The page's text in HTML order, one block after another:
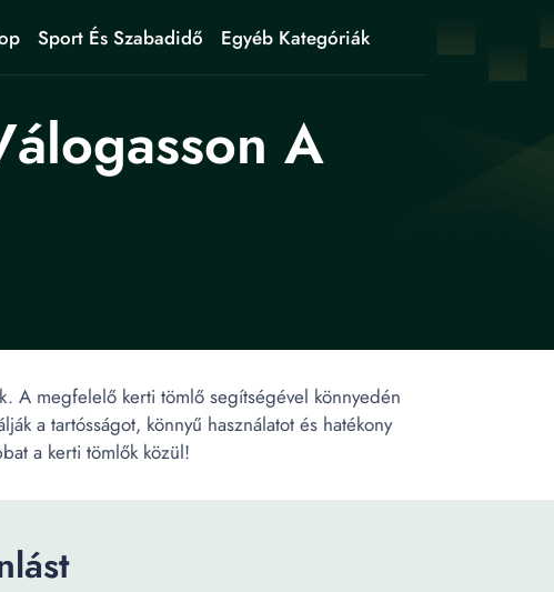
Sport És Szabadidő Egyéb Kategóriák
A
A megfelelő kerti tömlő segítségével könnyedén
a tartósságot, könnyű használatot és hatékony
a kerti tömlők közül!